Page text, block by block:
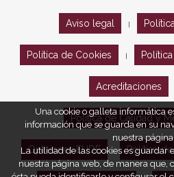
Aviso legal
Política de Cookies
Acreditaciones
Política de Calidad y
Opiniones EUDE Política
Una cookie o galleta informática
información que se guarda en su
nuestra
La utilidad de las cookies es guardar
nuestra página web, de manera que,